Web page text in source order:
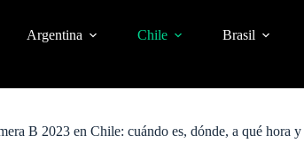
Argentina Chile Brasil
B 2023 en Chile: cuándo es, dónde, a qué hora